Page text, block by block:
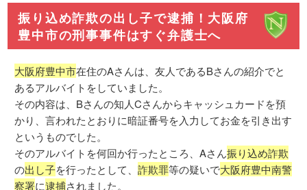
振り込め詐欺の出し子で逮捕！大阪府
豊中市の刑事事件はすぐ弁護士へ
大阪府豊中市在住のAさんは、友人であるBさんの紹介でと
あるアルバイトをしていました。
その内容は、Bさんの知人Cさんからキャッシュカードを預
かり、言われたとおりに暗証番号を入力してお金を引き出す
というものでした。
そのアルバイトを何回か行ったところ、Aさん振り込め詐欺
の出し子を行ったとして、詐欺罪等の疑いで大阪府豊中南警
察署に逮捕されました。